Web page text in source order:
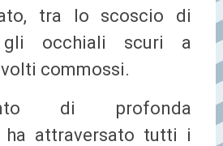
tra lo scoscio di
occhiali scuri a
commossi.
di profonda
ha attraversato tutti i